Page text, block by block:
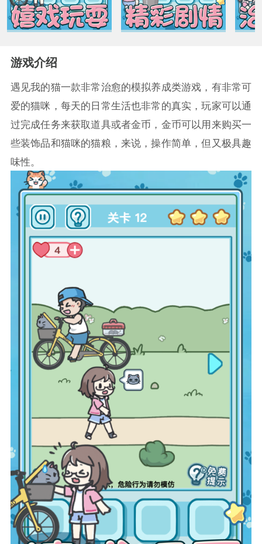
游戏介绍
遇见我的猫一款非常治愈的模拟养成类游戏，有非常可
爱的猫咪，每天的日常生活也非常的真实，玩家可以通
过完成任务来获取道具或者金币，金币可以用来购买一
些装饰品和猫咪的猫粮，来说，操作简单，但又极具趣
味性。